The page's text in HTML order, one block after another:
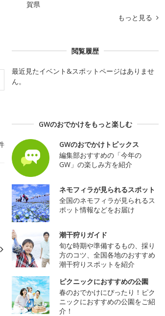
賀県
もっと見る
閲覧履歴
最近見たイベント&スポットページはありませ
ん。
GWのおでかけをもっと楽しむ
GWのおでかけトピックス
編集部おすすめの「今年の
GW」の楽しみ方を紹介
ネモフィラが見られるスポット
全国のネモフィラが見られるス
ポット情報などをお届け
潮干狩りガイド
旬な時期や準備するもの、採り
方のコツ、全国各地のおすすめ
潮干狩りスポットを紹介
ピクニックにおすすめの公園
春のおでかけにぴったり！ピク
ニックにおすすめの公園をご紹
介！